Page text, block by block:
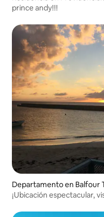
prince andy!!!
Departamento en Balfour
¡Ubicación espectacular,